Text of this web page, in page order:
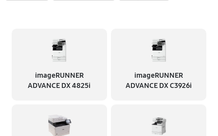
imageRUNNER
ADVANCE DX 4825i
imageRUNNER
ADVANCE DX C3926i